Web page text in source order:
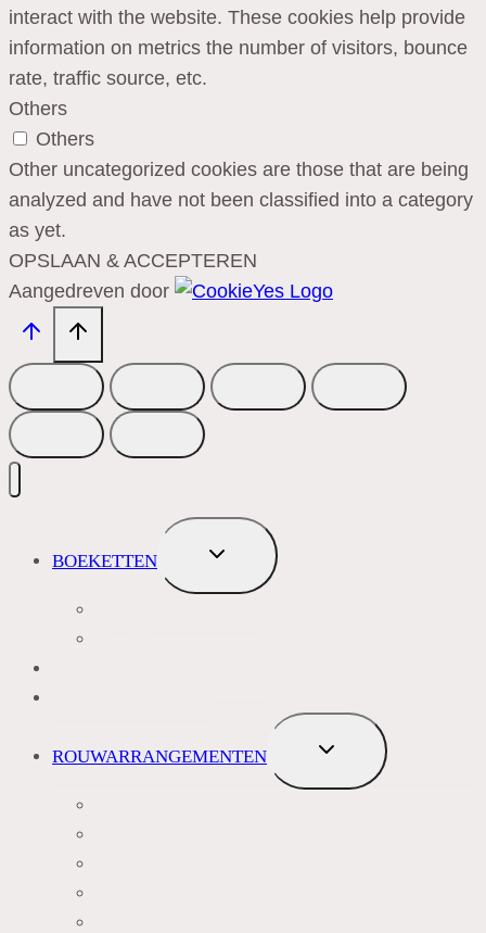
interact with the website. These cookies help provide
information on metrics the number of visitors, bounce
rate, traffic source, etc.
Others
Others
Other uncategorized cookies are those that are being
analyzed and have not been classified into a category
as yet.
OPSLAAN & ACCEPTEREN
Aangedreven door
BOEKETTEN
TOGGLE
SUBMENU
ROUWARRANGEMENTEN
TOGGLE
SUBMENU